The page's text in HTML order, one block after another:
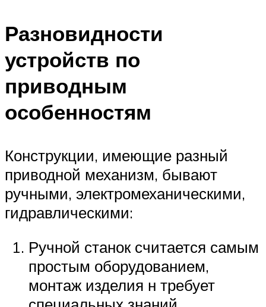
Разновидности
устройств по
приводным
особенностям
Конструкции, имеющие разный
приводной механизм, бывают
ручными, электромеханическими,
гидравлическими:
Ручной станок считается самым
простым оборудованием,
монтаж изделия н требует